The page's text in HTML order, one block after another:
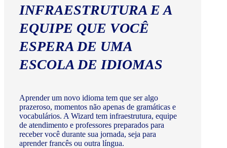
INFRAESTRUTURA E A
EQUIPE QUE VOCÊ
ESPERA DE UMA
ESCOLA DE IDIOMAS
Aprender um novo idioma tem que ser algo
prazeroso, momentos não apenas de gramáticas e
vocabulários. A Wizard tem infraestrutura, equipe
de atendimento e professores preparados para
receber você durante sua jornada, seja para
aprender francês ou outra língua.